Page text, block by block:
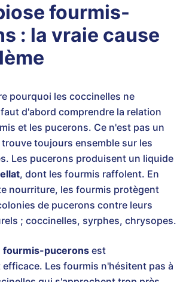
fourmis-
: la vraie cause
pourquoi les coccinelles ne
d'abord comprendre la relation
et les pucerons. Ce n'est pas un
toujours ensemble sur les
Les pucerons produisent un liquide
, dont les fourmis raffolent. En
nourriture, les fourmis protègent
de pucerons contre leurs
; coccinelles, syrphes, chrysopes.
fourmis-pucerons est
Les fourmis n'hésitent pas à